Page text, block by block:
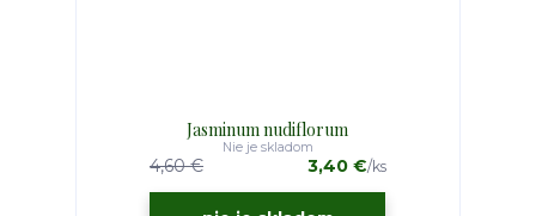
Jasminum nudiflorum
4,60 € 3,40 €/ks
Nie je skladom